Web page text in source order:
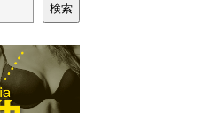
検索